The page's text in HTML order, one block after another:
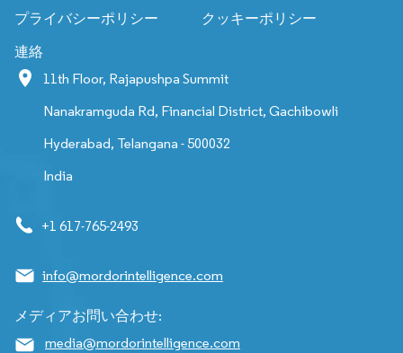
プライバシーポリシー クッキーポリシー
連絡
11th Floor, Rajapushpa Summit
Nanakramguda Rd, Financial District, Gachibowli
Hyderabad, Telangana - 500032
India
+1 617-765-2493
info@mordorintelligence.com
メディアお問い合わせ:
media@mordorintelligence.com